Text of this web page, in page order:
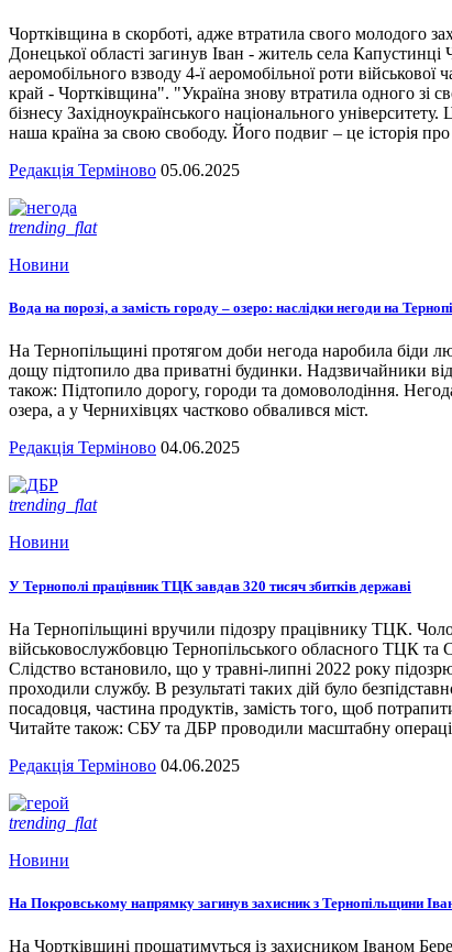
Чортківщина в скорботі, адже втратила свого молодого
Донецької області загинув Іван - житель села
аеромобільного взводу 4-ї аеромобільної роти
край - Чортківщина". "Україна знову втратила одного зі
бізнесу Західноукраїнського національного
наша країна за свою свободу. Його подвиг – це історія
Редакція Терміново 05.06.2025
trending_flat
Новини
Вода на порозі, а замість городу – озеро: наслідки негоди на
На Тернопільщині протягом доби негода наробила біди
дощу підтопило два приватні будинки. Надзвичайники
також: Підтопило дорогу, городи та домоволодіння.
озера, а у Чернихівцях частково обвалився міст.
Редакція Терміново 04.06.2025
trending_flat
Новини
У Тернополі працівник ТЦК завдав 320 тисяч збитків державі
На Тернопільщині вручили підозру працівнику ТЦК.
військовослужбовцю Тернопільського обласного ТЦК та
Слідство встановило, що у травні-липні 2022 року
проходили службу. В результаті таких дій було
посадовця, частина продуктів, замість того, щоб
Читайте також: СБУ та ДБР проводили масштабну
Редакція Терміново 04.06.2025
trending_flat
Новини
На Покровському напрямку загинув захисник з Тернопільщини
На Чортківщині прощатимуться із захисником Іваном